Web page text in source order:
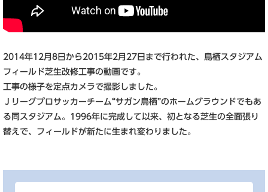
2014年12月8日から2015年2月27日まで行われた、鳥栖スタジアム
フィールド芝生改修工事の動画です。
工事の様子を定点カメラで撮影しました。
Ｊリーグプロサッカーチーム“サガン鳥栖”のホームグラウンドでもあ
る同スタジアム。1996年に完成して以来、初となる芝生の全面張り
替えで、フィールドが新たに生まれ変わりました。